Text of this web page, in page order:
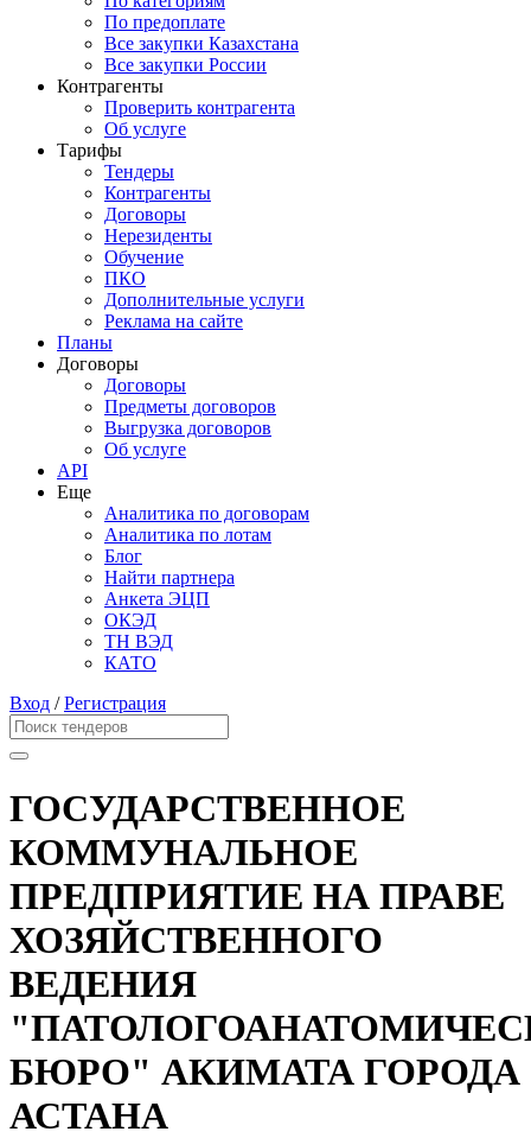
По предоплате
Все закупки Казахстана
Все закупки России
Контрагенты
Проверить контрагента
Об услуге
Тарифы
Тендеры
Контрагенты
Договоры
Нерезиденты
Обучение
ПКО
Дополнительные услуги
Реклама на сайте
Планы
Договоры
Договоры
Предметы договоров
Выгрузка договоров
Об услуге
API
Еще
Аналитика по договорам
Аналитика по лотам
Блог
Найти партнера
Анкета ЭЦП
ОКЭД
ТН ВЭД
КАТО
Вход /Регистрация
ГОСУДАРСТВЕННОЕ
КОММУНАЛЬНОЕ
ПРЕДПРИЯТИЕ НА ПРАВЕ
ХОЗЯЙСТВЕННОГО
ВЕДЕНИЯ
БЮРО" АКИМАТА ГОРОДА
АСТАНА